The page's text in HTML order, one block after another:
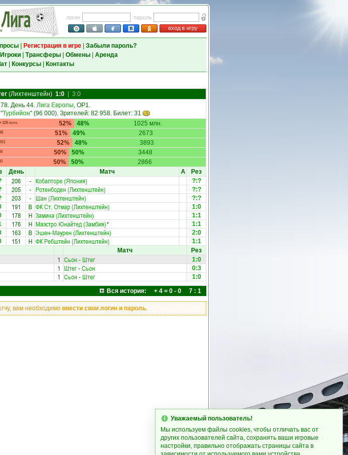
логин
пароль
вход в игру
| Регистрация в игре| Забыли пароль?
Игроки| Трансферы| Обмены| Аренда
| Конкурсы| Контакты
(Лихтенштейн) 1:0
3:0
День 44. Лига Европы, ОР1.
Турбийон" (96 000). Зрителей: 82 958. Билет: 31
+106 млн. 52% 1025 млн.
48%
51% 2673
49%
52% 3893
48%
50% 3448
50%
50% 2866
50%
День Матч А Рез
206 - Кобалторе (Япония) ?:?
205 - Ротенбоден (Лихтенштейн) ?:?
203 - Шан (Лихтенштейн) ?:?
191 В ФК Ст. Отмар (Лихтенштейн) 1:0
178 Н Замина (Лихтенштейн) 1:1
176 Н Маэстро Юнайтед (Замбия)* 1:1
163 В Эшен-Маурен (Лихтенштейн) 2:0
151 Н ФК Ребштейн (Лихтенштейн)
1:1
Матч Рез
1 Сьон-Штег 1:0
1 Штег-Сьон 0:3
1 Сьон-Штег
1:0
Вся история: + 4 = 0 - 0 7 : 1
вам необходимо ввести свои логин и пароль.
Уважаемый пользователь!
Мы используем файлы cookies, чтобы отличать вас от
других пользователей сайта, сохранять ваши игровые
настройки, правильно отображать страницы сайта в